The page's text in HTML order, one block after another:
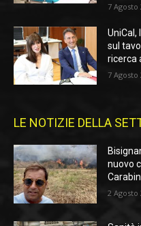
7 Agosto
UniCal,
sul
ricerca
7 Agosto
LE NOTIZIE DELLA
nuovo
2 Agosto